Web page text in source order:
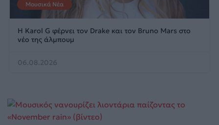
Μουσικά Νέα
Η Karol G φέρνει τον Drake και τον Bruno Mars στο
νέο της άλμπουμ
06.08.2026